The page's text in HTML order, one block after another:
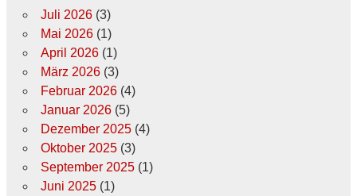
Juli 2026(3)
Mai 2026(1)
April 2026(1)
März 2026(3)
Februar 2026(4)
Januar 2026(5)
Dezember 2025(4)
Oktober 2025(3)
September 2025(1)
Juni 2025(1)